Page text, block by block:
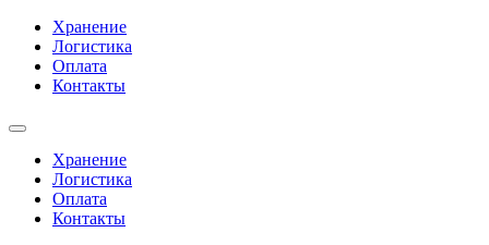
Хранение
Логистика
Оплата
Контакты
Хранение
Логистика
Оплата
Контакты